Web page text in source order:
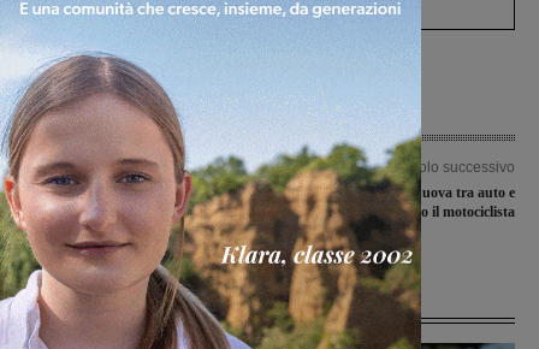
Articolo precedente
Al lavoro su zucche e creazioni in
cartapesta, a San Giovanni è tempo di
Rificolona
Articolo successivo
Incidente a Terranuova tra auto e
moto. Ferito il motociclista
Ultime Notizie